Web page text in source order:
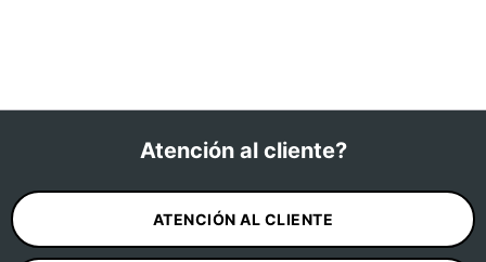
Atención al cliente?
ATENCIÓN AL CLIENTE